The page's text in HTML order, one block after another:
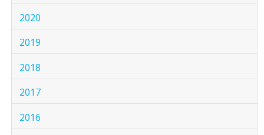
2020
2019
2018
2017
2016